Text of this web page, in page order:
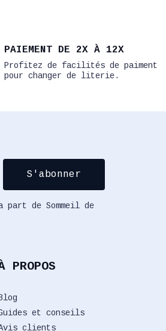
PAIEMENT DE 2X À 12X
Profitez de facilités de paiment
pour changer de literie.
part de Sommeil de
PROPOS
Blog
et conseils
clients